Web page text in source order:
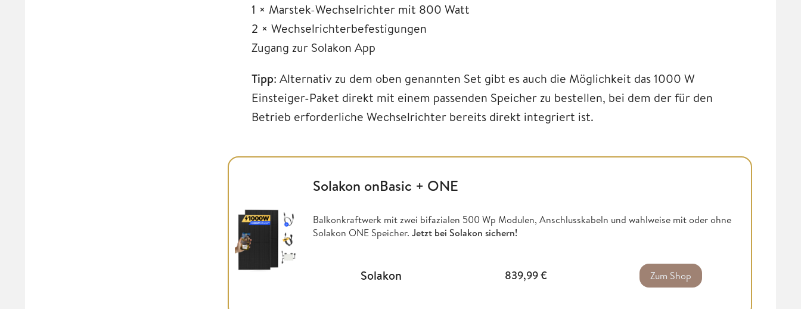
1 × Marstek-Wechselrichter mit 800 Watt
2 × Wechselrichterbefestigungen
Zugang zur Solakon App
Tipp: Alternativ zu dem oben genannten Set gibt es auch die Möglichkeit das 1000 W
Einsteiger-Paket direkt mit einem passenden Speicher zu bestellen, bei dem der für den
Betrieb erforderliche Wechselrichter bereits direkt integriert ist.
Solakon onBasic + ONE
Balkonkraftwerk mit zwei bifazialen 500 Wp Modulen, Anschlusskabeln und wahlweise mit oder ohne
Solakon ONE Speicher. Jetzt bei Solakon sichern!
Solakon 839,99€ Zum Shop